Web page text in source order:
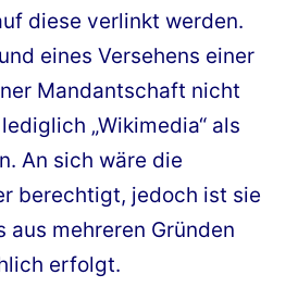
diese verlinkt werden.
eines Versehens einer
Mandantschaft nicht
„Wikimedia“ als
An sich wäre die
berechtigt, jedoch ist sie
aus mehreren Gründen
erfolgt.